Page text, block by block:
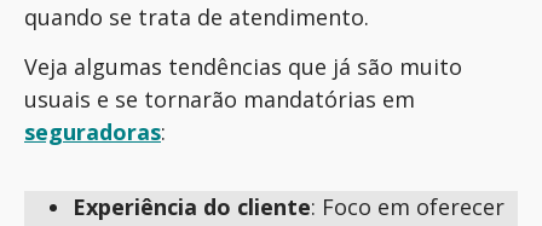
quando se trata de atendimento.
Veja algumas tendências que já são muito
usuais e se tornarão mandatórias em
seguradoras:
Experiência do cliente: Foco em oferecer